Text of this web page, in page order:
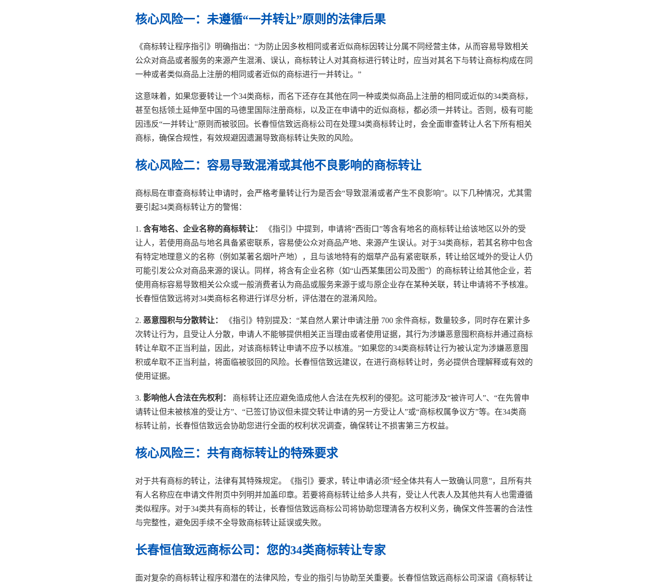
核心风险一：未遵循“一并转让”原则的法律后果
《商标转让程序指引》明确指出：“为防止因多枚相同或者近似商标因转让分属不同经营主体，从而容易导致相关
公众对商品或者服务的来源产生混淆、误认，商标转让人对其商标进行转让时，应当对其名下与转让商标构成在同
一种或者类似商品上注册的相同或者近似的商标进行一并转让。”
这意味着，如果您要转让一个34类商标，而名下还存在其他在同一种或类似商品上注册的相同或近似的34类商标，
甚至包括领土延伸至中国的马德里国际注册商标，以及正在申请中的近似商标，都必须一并转让。否则，极有可能
因违反“一并转让”原则而被驳回。长春恒信致远商标公司在处理34类商标转让时，会全面审查转让人名下所有相关
商标，确保合规性，有效规避因遗漏导致商标转让失败的风险。
核心风险二：容易导致混淆或其他不良影响的商标转让
商标局在审查商标转让申请时，会严格考量转让行为是否会“导致混淆或者产生不良影响”。以下几种情况，尤其需
要引起34类商标转让方的警惕：
1. 含有地名、企业名称的商标转让：
《指引》中提到，申请将“西街口”等含有地名的商标转让给该地区以外的受
让人，若使用商品与地名具备紧密联系，容易使公众对商品产地、来源产生误认。对于34类商标，若其名称中包含
有特定地理意义的名称（例如某著名烟叶产地），且与该地特有的烟草产品有紧密联系，转让给区域外的受让人仍
可能引发公众对商品来源的误认。同样，将含有企业名称（如“山西某集团公司及图”）的商标转让给其他企业，若
使用商标容易导致相关公众或一般消费者认为商品或服务来源于或与原企业存在某种关联，转让申请将不予核准。
长春恒信致远将对34类商标名称进行详尽分析，评估潜在的混淆风险。
2. 恶意囤积与分散转让：
《指引》特别提及：“某自然人累计申请注册 700 余件商标，数量较多，同时存在累计多
次转让行为，且受让人分散，申请人不能够提供相关正当理由或者使用证据，其行为涉嫌恶意囤积商标并通过商标
转让牟取不正当利益，因此，对该商标转让申请不应予以核准。”如果您的34类商标转让行为被认定为涉嫌恶意囤
积或牟取不正当利益，将面临被驳回的风险。长春恒信致远建议，在进行商标转让时，务必提供合理解释或有效的
使用证据。
3. 影响他人合法在先权利：
商标转让还应避免造成他人合法在先权利的侵犯。这可能涉及“被许可人”、“在先曾申
请转让但未被核准的受让方”、“已签订协议但未提交转让申请的另一方受让人”或“商标权属争议方”等。在34类商
标转让前，长春恒信致远会协助您进行全面的权利状况调查，确保转让不损害第三方权益。
核心风险三：共有商标转让的特殊要求
对于共有商标的转让，法律有其特殊规定。《指引》要求，转让申请必须“经全体共有人一致确认同意”，且所有共
有人名称应在申请文件附页中列明并加盖印章。若要将商标转让给多人共有，受让人代表人及其他共有人也需遵循
类似程序。对于34类共有商标的转让，长春恒信致远商标公司将协助您理清各方权利义务，确保文件签署的合法性
与完整性，避免因手续不全导致商标转让延误或失败。
长春恒信致远商标公司：您的34类商标转让专家
面对复杂的商标转让程序和潜在的法律风险，专业的指引与协助至关重要。长春恒信致远商标公司深谙《商标转让